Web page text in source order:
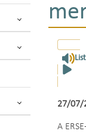
27/07/
A